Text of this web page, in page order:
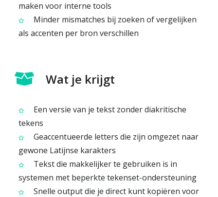
maken voor interne tools
Minder mismatches bij zoeken of vergelijken
als accenten per bron verschillen
Wat je krijgt
Een versie van je tekst zonder diakritische
tekens
Geaccentueerde letters die zijn omgezet naar
gewone Latijnse karakters
Tekst die makkelijker te gebruiken is in
systemen met beperkte tekenset-ondersteuning
Snelle output die je direct kunt kopiëren voor